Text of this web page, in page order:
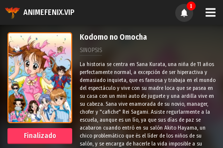
ANIMEFENIX.VIP
1
Finalizado
Kodomo no Omocha
SINOPSIS
La historia se centra en Sana Kurata, una niña de 11 años
perfectamente normal, a excepción de ser hiperactiva y
demasiado inquieta, que es famosa y trabaja en el mundo
del espectáculo y vive con su madre loca que se pasea en
su casa con un mini auto de juguete y una ardilla vive en
su cabeza. Sana vive enamorada de su novio, manager,
chofer y "cafiche" Rei Sagami. Asiste regurlarmente a la
escuela, aunque es un lío, ya que sus días de paz se
acabaron cuando entró en su salón Akito Hayama, un
chico problemático que és el líder de los niños de su
salón, y se encarga de hacerle la vida imposible a su